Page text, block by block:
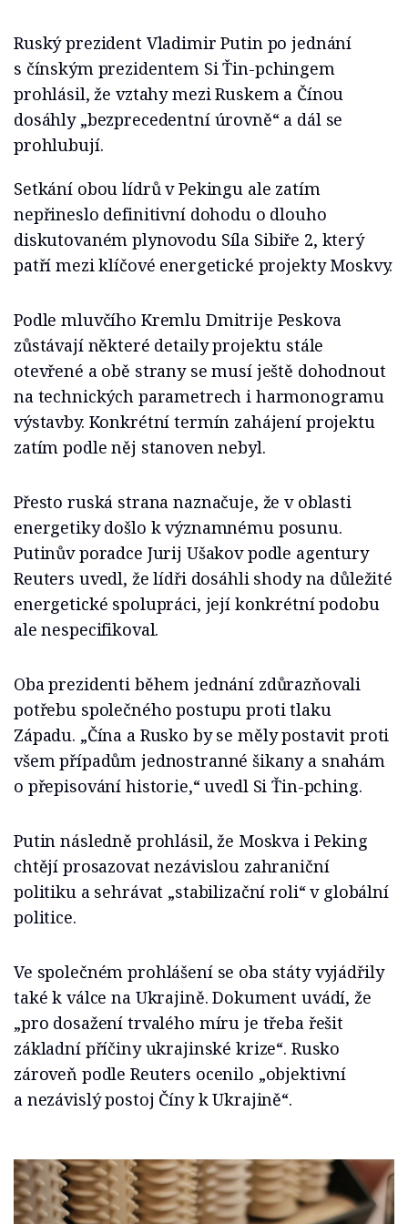
Ruský prezident Vladimir Putin po jednání
s čínským prezidentem Si Ťin-pchingem
prohlásil, že vztahy mezi Ruskem a Čínou
dosáhly „bezprecedentní úrovně“ a dál se
prohlubují.
Setkání obou lídrů v Pekingu ale zatím
nepřineslo definitivní dohodu o dlouho
diskutovaném plynovodu Síla Sibiře 2, který
patří mezi klíčové energetické projekty Moskvy.
Podle mluvčího Kremlu Dmitrije Peskova
zůstávají některé detaily projektu stále
otevřené a obě strany se musí ještě dohodnout
na technických parametrech i harmonogramu
výstavby. Konkrétní termín zahájení projektu
zatím podle něj stanoven nebyl.
Přesto ruská strana naznačuje, že v oblasti
energetiky došlo k významnému posunu.
Putinův poradce Jurij Ušakov podle agentury
Reuters uvedl, že lídři dosáhli shody na důležité
energetické spolupráci, její konkrétní podobu
ale nespecifikoval.
Oba prezidenti během jednání zdůrazňovali
potřebu společného postupu proti tlaku
Západu. „Čína a Rusko by se měly postavit proti
všem případům jednostranné šikany a snahám
o přepisování historie,“ uvedl Si Ťin-pching.
Putin následně prohlásil, že Moskva i Peking
chtějí prosazovat nezávislou zahraniční
politiku a sehrávat „stabilizační roli“ v globální
politice.
Ve společném prohlášení se oba státy vyjádřily
také k válce na Ukrajině. Dokument uvádí, že
„pro dosažení trvalého míru je třeba řešit
základní příčiny ukrajinské krize“. Rusko
zároveň podle Reuters ocenilo „objektivní
a nezávislý postoj Číny k Ukrajině“.